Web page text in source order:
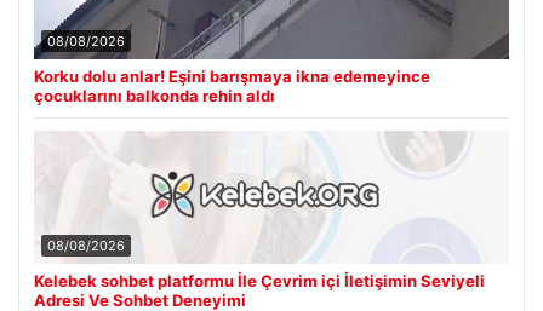
08/08/2026
Korku dolu anlar! Eşini barışmaya ikna edemeyince
çocuklarını balkonda rehin aldı
08/08/2026
Kelebek sohbet platformu İle Çevrim içi İletişimin Seviyeli
Adresi Ve Sohbet Deneyimi